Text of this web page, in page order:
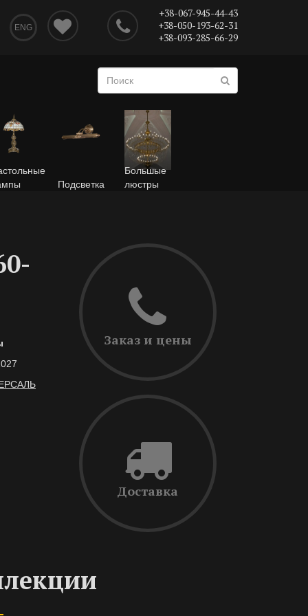
ENG
+38-067-945-44-43
+38-050-193-62-31
+38-093-285-66-29
Подсветка
Большые
люстры
Заказ и цены
Доставка